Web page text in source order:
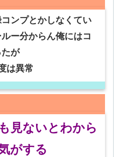
ンプとかしなくてい
ー分からん俺にはコ
が
は異常
見ないとわから
がする